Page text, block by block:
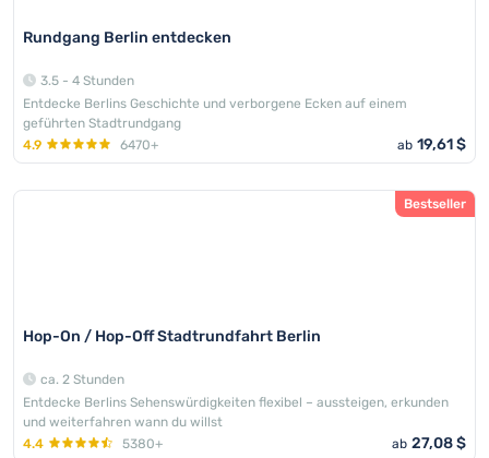
Rundgang Berlin entdecken
3.5 - 4 Stunden
Entdecke Berlins Geschichte und verborgene Ecken auf einem
geführten Stadtrundgang
4.9
6470+ ab 19,61 $
Bestseller
Hop-On / Hop-Off Stadtrundfahrt Berlin
ca. 2 Stunden
Entdecke Berlins Sehenswürdigkeiten flexibel – aussteigen, erkunden
und weiterfahren wann du willst
4.4
5380+ ab 27,08 $